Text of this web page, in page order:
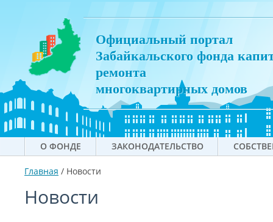
Официальный портал
Забайкальского фонда
ремонта
многоквартирных домов
О ФОНДЕ ЗАКОНОДАТЕЛЬСТВО
Главная / Новости
Новости